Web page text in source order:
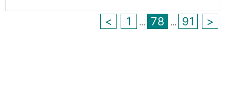
< 1 ... 78 ... 91 >